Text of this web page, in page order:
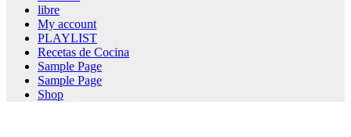
libre
My account
PLAYLIST
Recetas de Cocina
Sample Page
Sample Page
Shop